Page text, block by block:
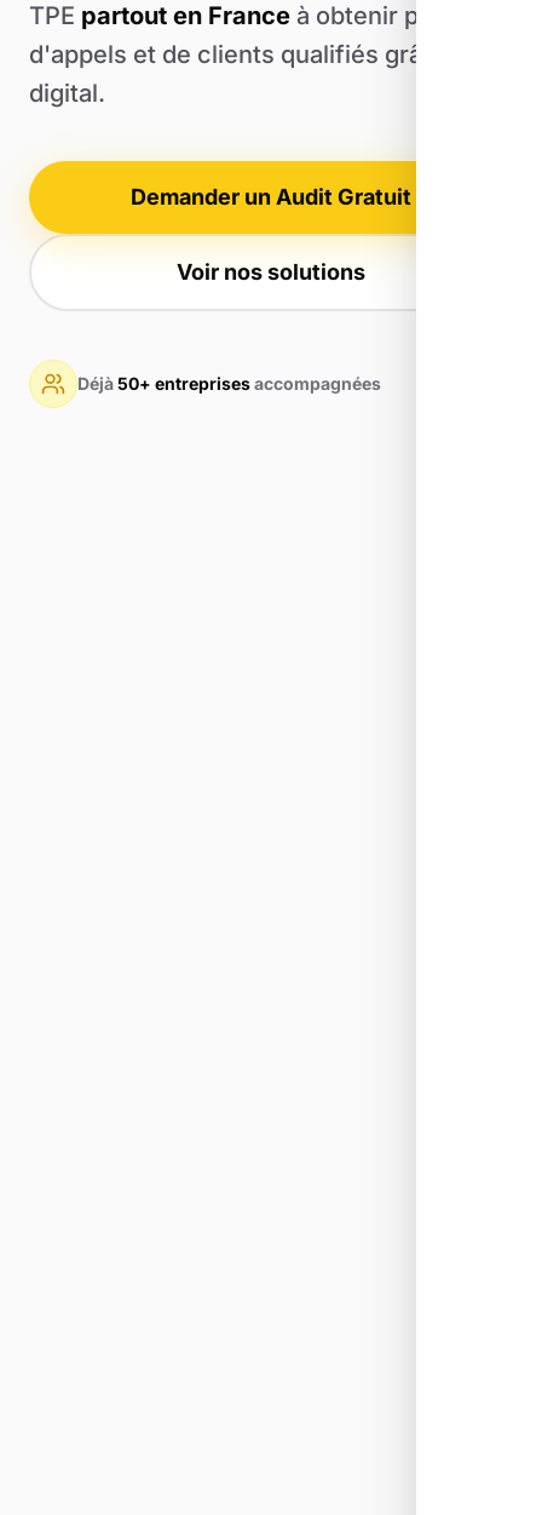
TPE partout en France à obtenir plus
d'appels et de clients qualifiés grâce au
digital.
Demander un Audit Gratuit
Voir nos solutions
Déjà50+ entreprisesaccompagnées